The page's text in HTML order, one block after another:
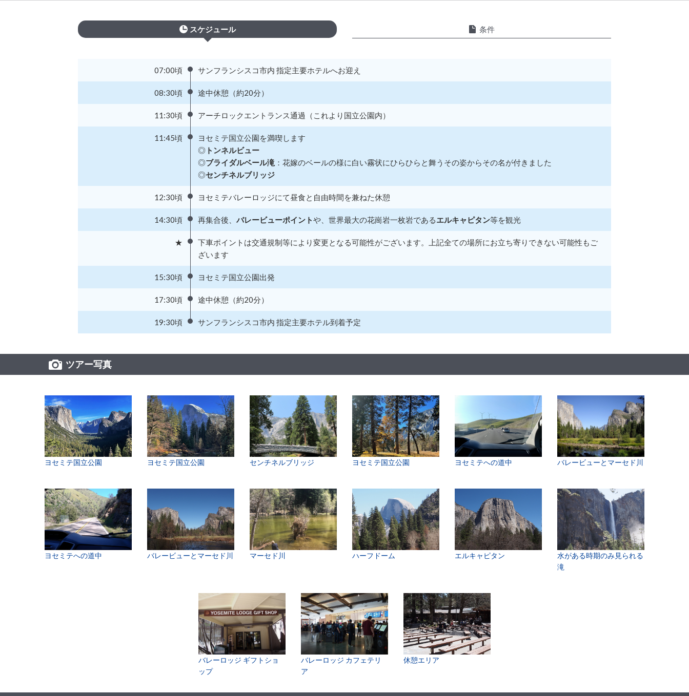
スケジュール 条件
07:00頃 サンフランシスコ市内 指定主要ホテルへお迎え
08:30頃 途中休憩（約20分）
11:30頃 アーチロックエントランス通過（これより国立公園内）
11:45頃
ヨセミテ国立公園を満喫します
◎ トンネルビュー
◎ブライダルベール滝 ：花嫁のベールの様に白い霧状にひらひらと舞うその姿からその名が付きました
◎センチネルブリッジ
12:30頃 ヨセミテバレーロッジにて昼食と自由時間を兼ねた休憩
14:30頃 再集合後、 バレービューポイントや、世界最大の花崗岩一枚岩であるエルキャピタン等を観光
★
下車ポイントは交通規制等により変更となる可能性がございます。上記全ての場所にお立ち寄りできない可能性もご
ざいます
15:30頃 ヨセミテ国立公園出発
17:30頃 途中休憩（約20分）
19:30頃 サンフランシスコ市内 指定主要ホテル到着予定
ツアー写真
ヨセミテ国立公園 ヨセミテ国立公園 センチネルブリッジ ヨセミテ国立公園 ヨセミテへの道中 バレービューとマーセド川
ヨセミテへの道中 バレービューとマーセド川 マーセド川 ハーフドーム エルキャピタン
水がある時期のみ見られる
滝
バレーロッジ ギフトショ
ップ
バレーロッジ カフェテリ
ア
休憩エリア